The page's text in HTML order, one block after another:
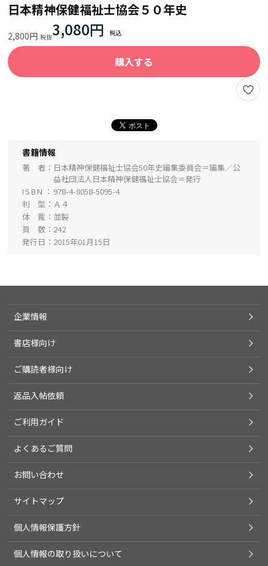
日本精神保健福祉士協会５０年史
2,800円 3,080円
購入する
書籍情報
著 者
日本精神保健福祉士協会50年史編集委員会＝編集／公
益社団法人日本精神保健福祉士協会＝発行
ISBN
978-4-8058-5095-4
判 型
Ａ４
体 裁
並製
頁 数
242
発行日
2015年01月15日
企業情報
書店様向け
ご購読者様向け
返品入帖依頼
ご利用ガイド
よくあるご質問
お問い合わせ
サイトマップ
個人情報保護方針
個人情報の取り扱いについて